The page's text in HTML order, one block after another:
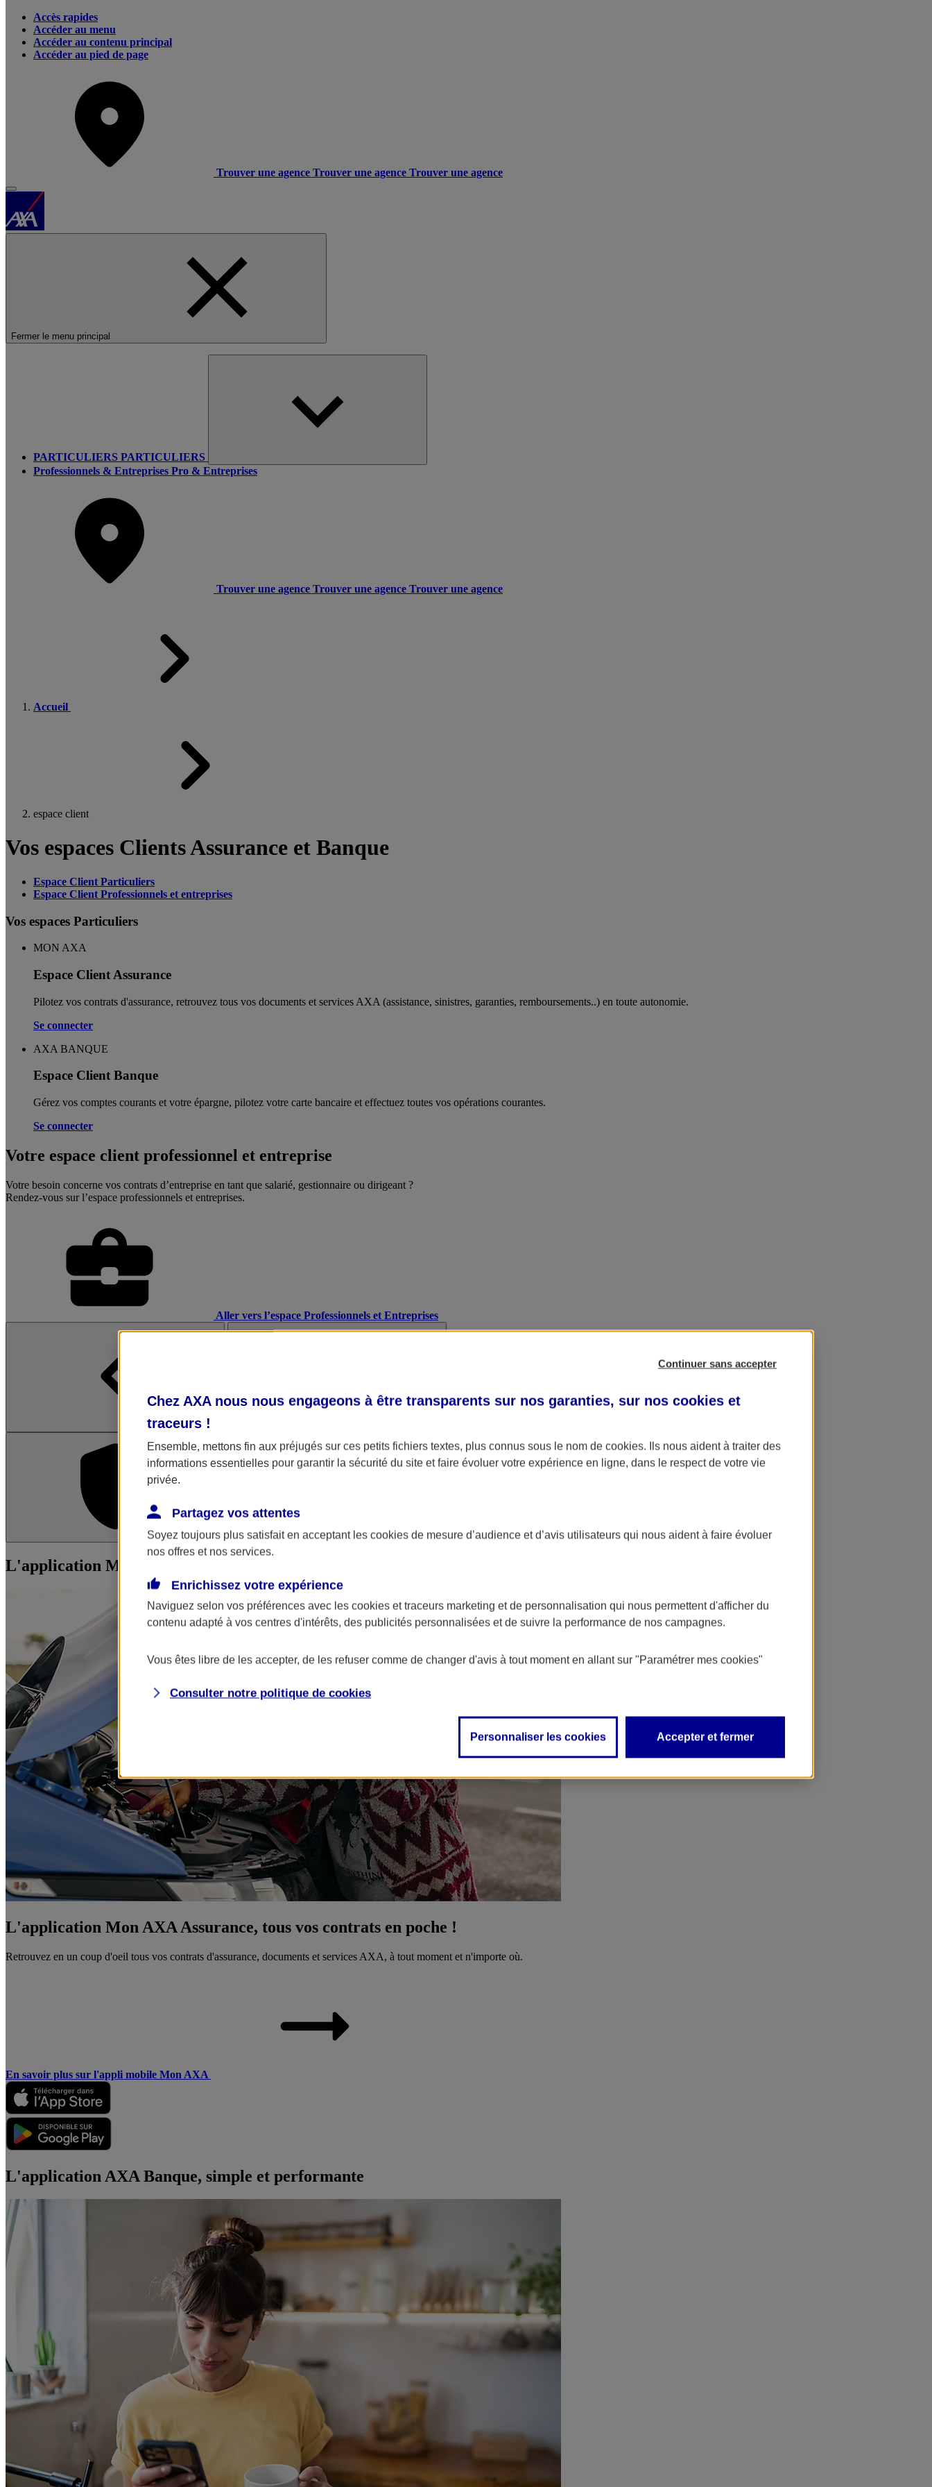
Accès rapides
Accéder au menu
Accéder au contenu principal
Accéder au pied de page
Trouver une agence Trouver une agence Trouver une agence
Fermer le menu principal
PARTICULIERS PARTICULIERS
Professionnels & Entreprises Pro & Entreprises
Trouver une agence Trouver une agence Trouver une agence
Accueil
espace client
Vos espaces Clients Assurance et Banque
Espace Client Particuliers
Espace Client Professionnels et entreprises
Vos espaces Particuliers
MON AXA
Espace Client Assurance
Pilotez vos contrats d'assurance, retrouvez tous vos documents et services AXA (assistance, sinistres, garanties, remboursements..) en toute autonomie. ​
Se connecter
AXA BANQUE
Espace Client Banque
Gérez vos comptes courants et votre épargne, pilotez votre carte bancaire et effectuez toutes vos opérations courantes.
Se connecter
Votre espace client professionnel et entreprise
Votre besoin concerne vos contrats d’entreprise en tant que salarié, gestionnaire ou dirigeant ?
Rendez-vous sur l’espace professionnels et entreprises.
Aller vers l’espace Professionnels et Entreprises
L'application Mon AXA Assurance L'application AXA Banque
L'application Mon AXA Assurance, tous vos contrats en poche !
L'application Mon AXA Assurance, tous vos contrats en poche !
Retrouvez en un coup d'oeil tous vos contrats d'assurance, documents et services AXA, à tout moment et n'importe où.
En savoir plus sur l'appli mobile Mon AXA
L'application AXA Banque, simple et performante
Continuer sans accepter
Chez AXA nous nous engageons à être transparents sur nos garanties, sur nos cookies et
traceurs !
Ensemble, mettons fin aux préjugés sur ces petits fichiers textes, plus connus sous le nom de cookies. Ils nous aident à traiter des
informations essentielles pour garantir la sécurité du site et faire évoluer votre expérience en ligne, dans le respect de votre vie
privée.
Partagez vos attentes
Soyez toujours plus satisfait en acceptant les cookies de mesure d’audience et d’avis utilisateurs qui nous aident à faire évoluer
nos offres et nos services.
Enrichissez votre expérience
Naviguez selon vos préférences avec les cookies et traceurs marketing et de personnalisation qui nous permettent d'afficher du
contenu adapté à vos centres d'intérêts, des publicités personnalisées et de suivre la performance de nos campagnes.
Vous êtes libre de les accepter, de les refuser comme de changer d'avis à tout moment en allant sur "Paramétrer mes cookies"
Consulter notre politique de cookies
Personnaliser les cookies Accepter et fermer